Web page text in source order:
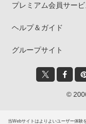
当Webサイトはよりよいユーザー体験
プレミアム会員サービ
ヘルプ＆ガイド
グループサイト
©